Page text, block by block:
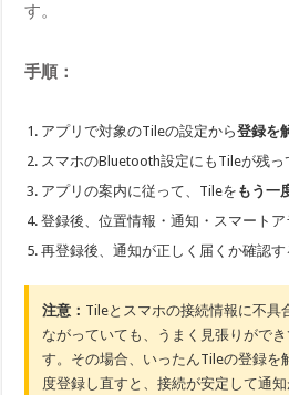
す。
手順：
アプリで対象のTileの設定から登録を
スマホのBluetooth設定にもTileが残
アプリの案内に従って、Tileを もう一
登録後、位置情報・通知・スマート
再登録後、通知が正しく届くか確認す
注意： Tileとスマホの接続情報に不具
ながっていても、うまく見張りがで
す。その場合、いったんTileの登録を
度登録し直すと、接続が安定して通